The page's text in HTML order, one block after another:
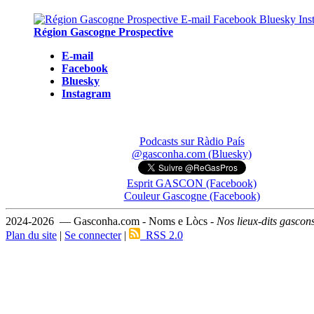
Région Gascogne Prospective
E-mail
Facebook
Bluesky
Instagram
Podcasts sur Ràdio País
@gasconha.com (Bluesky)
Esprit GASCON (Facebook)
Couleur Gascogne (Facebook)
2024-2026 — Gasconha.com - Noms e Lòcs - Nos lieux-dits
Plan du site | Se connecter| RSS 2.0